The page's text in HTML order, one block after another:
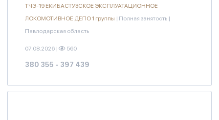
ТЧЭ-19 ЕКИБАСТУЗСКОЕ ЭКСПЛУАТАЦИОННОЕ
ЛОКОМОТИВНОЕ ДЕПО 1 группы | Полная занятость |
Павлодарская область
07.08.2026 | 560
380 355 - 397 439